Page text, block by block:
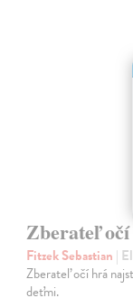
Zberateľ očí
Fitzek Sebastian |
Zberateľ očí hrá
deťmi.